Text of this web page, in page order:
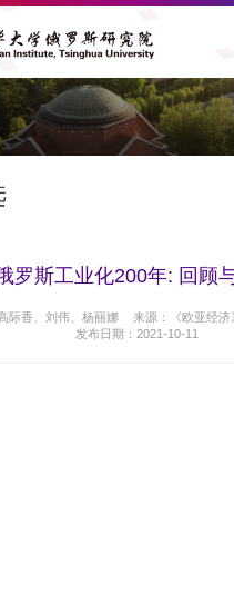
罗斯工业化200年: 回顾
际香、刘伟、杨丽娜
来源：《欧亚经济
发布日期：2021-10-11